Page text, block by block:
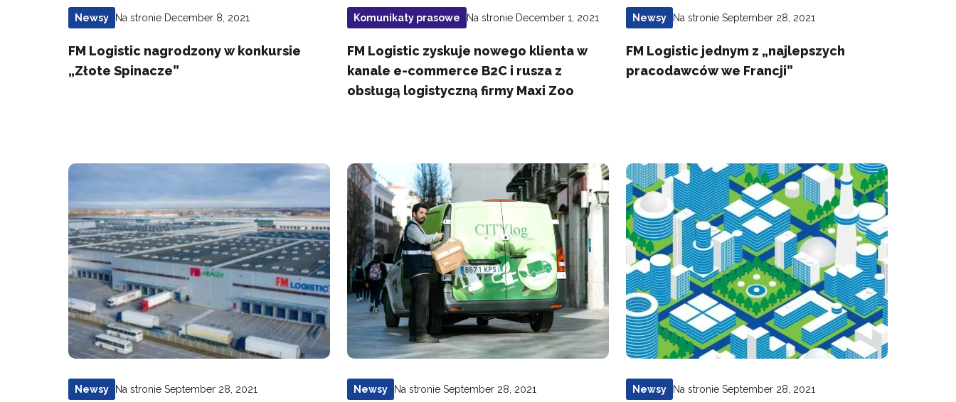
Newsy Na stronie December 8, 2021
FM Logistic nagrodzony w konkursie
„Złote Spinacze”
Komunikaty prasowe Na stronie December 1, 2021
FM Logistic zyskuje nowego klienta w
kanale e-commerce B2C i rusza z
obsługą logistyczną firmy Maxi Zoo
Newsy Na stronie September 28, 2021
FM Logistic jednym z „najlepszych
pracodawców we Francji”
Newsy Na stronie September 28, 2021 Newsy Na stronie September 28, 2021 Newsy Na stronie September 28, 2021